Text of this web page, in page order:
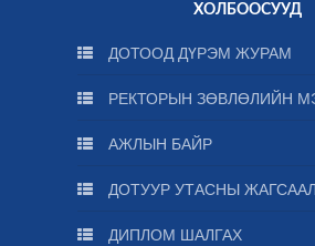
ХОЛБООСУУД
ДОТООД ДҮРЭМ ЖУРАМ
РЕКТОРЫН ЗӨВЛӨЛИЙН
АЖЛЫН БАЙР
ДОТУУР УТАСНЫ
ДИПЛОМ ШАЛГАХ